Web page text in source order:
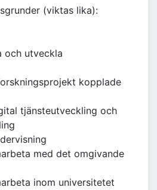
(viktas lika):
och utveckla
kopplade
tjänsteutveckling och
med det omgivande
inom universitetet